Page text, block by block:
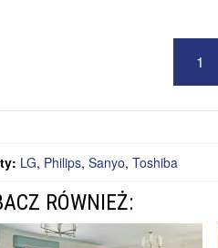
1
LG, Philips, Sanyo, Toshiba
RÓWNIEŻ: